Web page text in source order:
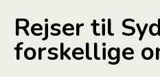
Rejser til
forskellige